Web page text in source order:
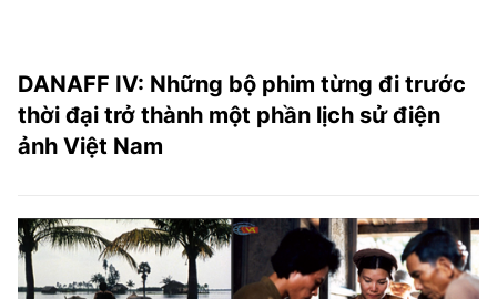
DANAFF IV: Những bộ phim từng đi trước
thời đại trở thành một phần lịch sử điện
ảnh Việt Nam